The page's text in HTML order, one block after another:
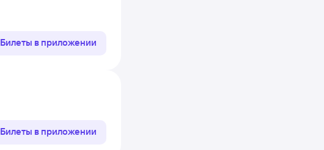
Билеты в приложении
Билеты в приложении